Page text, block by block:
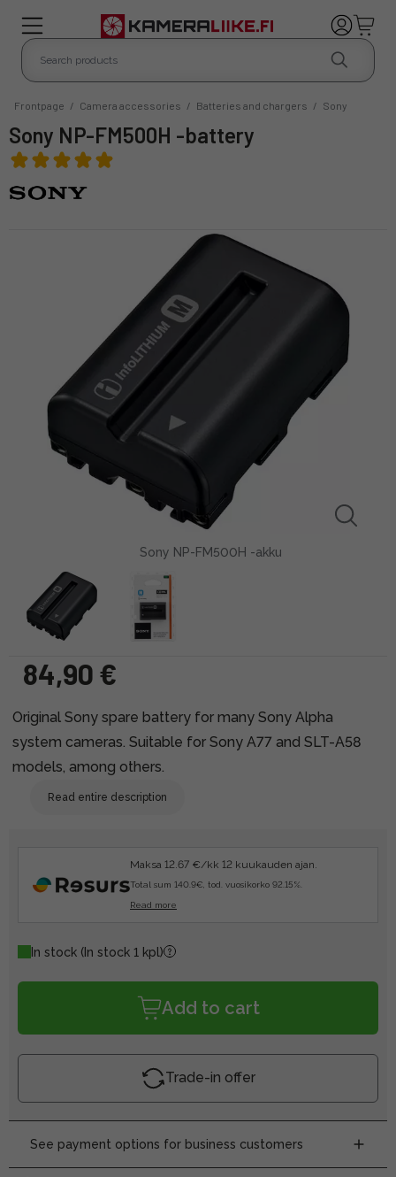
Frontpage / Camera accessories / Batteries and chargers / Sony
Sony NP-FM500H -battery
Sony NP-FM500H -akku
84,90 €
Original Sony spare battery for many Sony Alpha
system cameras. Suitable for Sony A77 and SLT-A58
models, among others.
Read entire description
Maksa 12.67 €/kk 12 kuukauden ajan.
Total sum 140.9€, tod. vuosikorko 92.15%.
Read more
In stock (In stock 1 kpl)
Add to cart
Trade-in offer
See payment options for business customers